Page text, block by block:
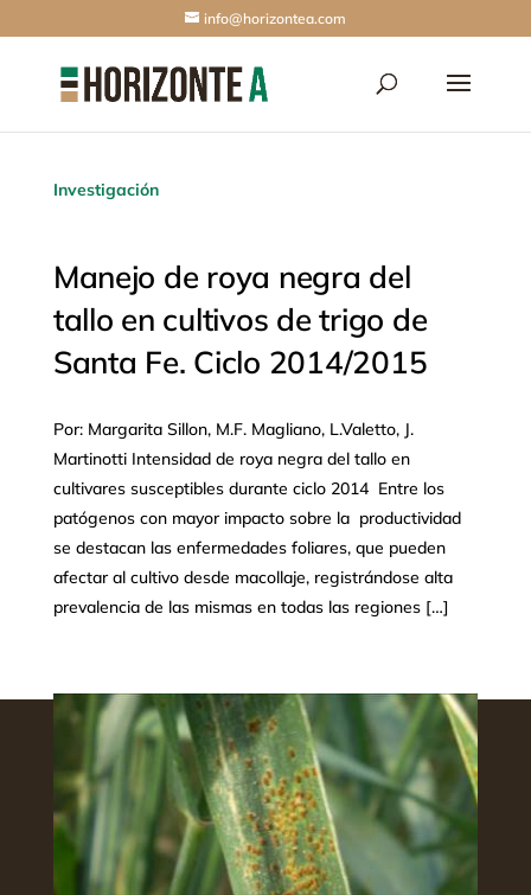
info@horizontea.com
Investigación
Manejo de roya negra del
tallo en cultivos de trigo de
Santa Fe. Ciclo 2014/2015
Por: Margarita Sillon, M.F. Magliano, L.Valetto, J.
Martinotti Intensidad de roya negra del tallo en
cultivares susceptibles durante ciclo 2014 Entre los
patógenos con mayor impacto sobre la productividad
se destacan las enfermedades foliares, que pueden
afectar al cultivo desde macollaje, registrándose alta
prevalencia de las mismas en todas las regiones […]